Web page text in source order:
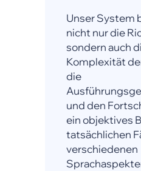
Unser System
nicht nur die
sondern auch
Komplexität
die
und den
ein objektives
tatsächlichen
verschiedenen